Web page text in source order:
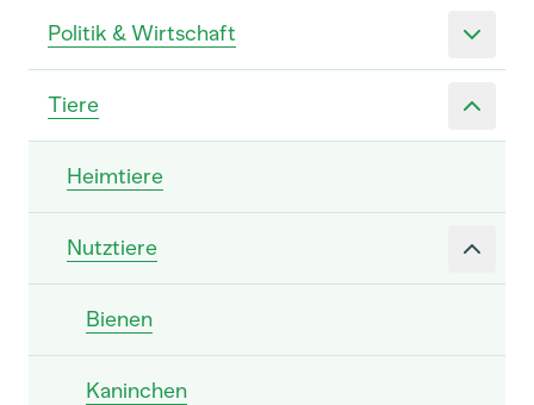
Politik & Wirtschaft
Tiere
Heimtiere
Nutztiere
Bienen
Kaninchen